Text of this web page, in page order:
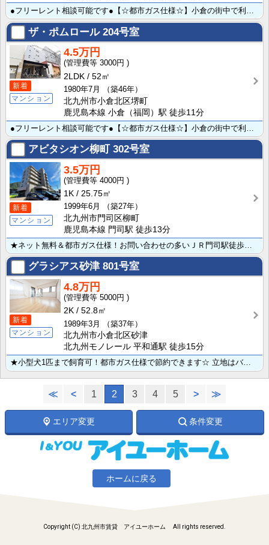
ザ・ポムロール204号室
新着
マンション
4.5万円
3000円
2LDK
52㎡
1980年7月
（築46年）
北九州市小倉北区堺町
鹿児島本線 小倉（福岡）駅 徒歩11分
アビタシオン柳町302号室
新着
マンション
3.5万円
4000円
1K
25.75㎡
1999年6月
（築27年）
北九州市門司区柳町
鹿児島本線 門司駅 徒歩13分
★ネット無料＆都市ガス仕様！お問い合わせの多いＪＲ門司駅徒歩圏内物件☆物件が少ない門司エリア貴重な物･･･
グラシアス砂津 801号室
新着
マンション
4.8万円
5000円
2K
52.8㎡
1989年3月
（築37年）
北九州市小倉北区砂津
北九州モノレール 平和通駅 徒歩15分
★小型犬1匹まで飼育可！都市ガス仕様で節約できます☆ 立地はバスターミナルのあるチャチャタウンの近く･･･
≪ < 1 2 3 4 5 > ≫
エリア変更 条件変更
ホームに戻る
Copyright (C) 北九州市賃貸 アイユーホーム All rights reserved.